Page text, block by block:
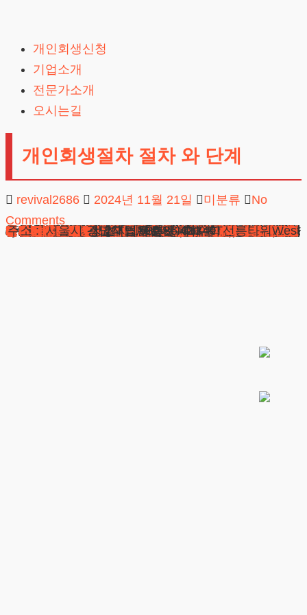
content
개인회생신청
기업소개
전문가소개
오시는길
개인회생절차 절차 와 단계
revival2686 2024년 11월 21일 미분류
No
Comments
안녕하세요 법무법인 테헤란 변호사입니다. 개인회생절차는 경제적으로 어려움을 겪고 있는 개인이 법원을 통해 부채를 재조정하고 일부를 탕감받을 수 있는 회생제도입니다. 이 절차는 채무자가 상환 가능한 능력에 맞는 금액만 갚고 나머지 부채를 면책받을 수 있도록 도와줍니다. 개인회생절차는 대체로 3년의 상환 기간을 설정하고, 이 기간 동안 채무자가 일정 금액을 성실히 상환하면 나머지 부채는 면책됩니다.
회생제도의 개요
개인회생은 주로 과중한 채무로 인해 상환이 어려운 개인이 법원에 신청하여 부채를 재조정하는 절차입니다. 이 절차의 목표는 채무자가 경제적으로 회복할 수 있도록 도와주고, 동시에 채권자의 권리도 보호하는 것입니다. 개인회생절차가 승인되면, 채무자는 일정 기간 동안 상환을 하고 나머지 부채는 탕감받을 수 있습니다.
개인회생절차의 단계
1) 개인회생 신청
법원에 신청: 개인회생을 시작하려면, 관할 법원에 신청서를 제출해야 합니다. 이때 제출하는 서류에는 채무자의 채무 내역, 소득 내역, 재산 내역 등이 포함됩니다.
신청 자격: 개인회생은 월소득이 일정 이상이고, 부채 총액이 일정 금액 이상인 사람에게 적용됩니다. 이 조건을 만족해야 개인회생을 신청할 수 있습니다.
부채의 총액은 보통 5000만원 이상이어야 하고, 상환 능력이 있어야 합니다.
2) 법원의 심사 및 인가결정
법원의 심사: 신청서와 제출된 서류를 바탕으로 법원은 채무자의 상환 능력을 평가합니다. 법원은 채무자가 정기적인 소득을 가지고 있으며, 일정 부분 부채를 상환할 수 있는 능력이 있는지를 검토합니다.
인가결정: 법원은 상환 능력과 채무자의 상황을 종합적으로 판단하여 개인회생 개시 여부를 결정합니다. 만약 개시가 승인되면, 법원은 상환 계획을 수립하고, 채무자는 이 계획을 따르기로 합니다.
3) 상환 계획 수립
법원은 채무자가 갚을 수 있는 금액을 고려하여 상환 계획을 수립합니다. 상환 기간은 보통 3년(36개월)입니다.
소득에 따른 상환액 결정: 채무자의 소득을 바탕으로 상환 계획을 세웁니다. 예를 들어, 일정한 소득을 가진 채무자는 매달 일정 금액을 상환해야 하며, 상환 기간 동안 총액을 정합니다.
소득이 부족한 경우: 소득이 부족하면 최소 상환 금액이 정해질 수 있으며, 일정 부분 부채가 탕감될 수 있습니다.
상환 기간: 보통 3년이 기본으로 설정되며, 경우에 따라 5년까지 연장될 수 있습니다.
4) 상환 계획 이행
채무자는 법원에서 정한 상환 계획에 따라 일정 금액을 매월 상환합니다. 이 기간 동안에는 법원과 채권자에게 보고해야 하며, 상환을 성실히 이행해야 합니다.
만약 상환 계획을 제대로 이행하지 않으면, 개인회생절차가 취소될 수 있습니다.
5) 면책 결정
상환 계획 종료 후 3년 또는 5년 동안 성실하게 상환을 마친 후, 나머지 부채에 대해 면책 결정을 받을 수 있습니다. 면책 결정이 내려지면, 채무자는 나머지 부채가 탕감됩니다.
면책을 받으면, 상환하지 못한 부채는 법적으로 면책되며, 채무자는 더 이상 그 부채를 갚을 의무가 없게 됩니다.
6) 개인회생 종료
상환 계획을 성실히 이행하고 면책이 결정되면, 개인회생절차는 종료됩니다. 이때 채무자는 부채에서 벗어나 경제적인 회복을 할 수 있게 됩니다.
개인회생절차에서 고려할 주요 사항
1) 신청 자격
개인회생 신청자는 소득이 일정 수준 이상이어야 하며, 총 부채가 5000만원 이상이어야 하는 조건이 있습니다. 부채가 일정 금액 이상일 경우 개인회생이 가능하지만, 과도한 부채가 없어도 자산이 적고, 소득이 부족한 경우에는 신청이 어려울 수 있습니다.
2) 상환 계획의 성실한 이행
법원은 상환 계획이 실제로 상환 가능한 범위 내에서 설정되어야 한다고 판단합니다. 따라서, 채무자가 상환 계획을 이행할 의지가 중요한 판단 기준이 됩니다. 성실하게 상환하지 않으면 면책을 받을 수 없습니다.
3) 채무자와 채권자의 합의
일부 경우, 채권자와 채무자 간의 합의를 통해 개인회생이 아닌 화해나 재조정이 이루어질 수도 있습니다. 이는 법원에서 진행하는 과정에서 채권자들이 채무자와 합의하여 진행될 수 있습니다.
4) 불법 채권 처리
불법적인 채권이나 도박 빚 등은 개인회생절차에서 제외될 수 있습니다. 이때, 법원은 불법적인 부채에 대해 면책을 인정하지 않거나 다르게 처리할 수 있습니다.
5) 개인회생이 가능한 부채
개인회생절차에서 다룰 수 있는 부채는 주로 신용카드 대출, 대출, 카드 대금, 대출, 미납 세금 등입니다. 하지만 사기, 불법적인 부채는 제외될 수 있습니다.
결론
개인회생절차는 경제적으로 어려움을 겪고 있는 개인에게 부채를 탕감받고, 상환 능력에 맞는 계획을 세울 수 있는 기회를 제공합니다. 3년(혹은 5년) 동안 일정 금액을 상환한 후 나머지 부채를 면책받을 수 있기 때문에, 적절한 상환 계획과 성실한 이행이 중요한 절차입니다. 개인회생을 고려하는 경우, 전문가의 상담을 통해 정확한 절차와 조건을 확인하는 것이 필요합니다.
법무법인테헤란 형사전문변호사 성범죄변호사
마약변호사 이혼전문변호사 상속변호사 개인회생신용회복
전세사기변호사 부동산변호사 간편소송 법인등기
지식재산권 기업법무 음주운전변호사 교통사건
개명호적 피해자상담 학교폭력변호사 외국인출입국
재산범죄변호사 법률칼럼 법률사례 로펌후기 법무법인후기
성범죄변호사 성범죄전문변호사
성범죄변호사선임비용 성범죄변호사상담 강제추행변호사
강제추행전문변호사 성추행변호사 성추행전문변호사
성폭행전문변호사 성범죄전문법무법인 지하철성추행
카메라등이용촬영죄 카촬죄 이혼상담 무료이혼상담 재산분할소송
이혼전문변호사 이혼변호사 이혼시재산분할
이혼절차서류 협의이혼재산분할 사실혼재산분할 혼인빙자간음죄
대구이혼전문변호사 이혼변호사비용
유책배우자이혼소송 상간녀소송비용 이혼후재산분할 이혼소송위자료
이혼재산분할 황혼이혼 상간녀위자료소송 성년후견
도박빚개인회생 개인회생절차 개인회생변호사
채무조정제도 대전개인회생 개인회생파산 개인회생비용
개인회생단점 개인회생보정권고 채무통합 개인회생신청
카드값연체 회생신청
상호 : 법무법인 테헤란
사업자 : 589-86-01340
대표자 : 이수학
주소 : 서울시 강남구 테헤란로 420, KT선릉타워West 9층
광고책임변호사 : 이수학